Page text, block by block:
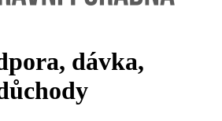
dávka,